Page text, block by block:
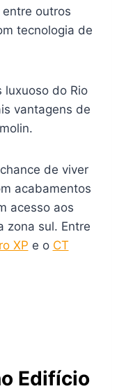
outros
tecnologia de
luxuoso do Rio
vantagens de
de viver
acabamentos
acesso aos
zona sul. Entre
XP e o CT
Edifício